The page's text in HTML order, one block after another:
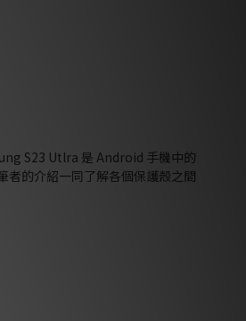
S23 Utlra 是 Android 手機中的
者的介紹一同了解各個保護殼之間